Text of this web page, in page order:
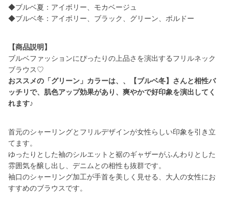
◆ブルベ夏：アイボリー、モカベージュ
◆ブルベ冬：アイボリー、ブラック、グリーン、ボルドー
【商品説明】
ブルベファッションにぴったりの上品さを演出するフリルネック
おススメの「グリーン」カラーは、、【ブルベ冬】さんと相性バ
ッチリで、肌色アップ効果があり、爽やかで好印象を演出してく
れます♪
首元のシャーリングとフリルデザインが女性らしい印象を引き立
てます。
ゆったりとした袖のシルエットと裾のギャザーがふんわりとした
雰囲気を醸し出し、デニムとの相性も抜群です。
袖口のシャーリング加工が手首を美しく見せる、大人の女性にお
すすめのブラウスです。